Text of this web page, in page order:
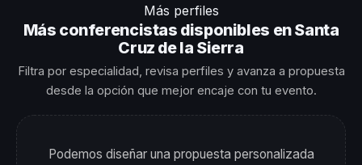
Más perfiles
Más conferencistas disponibles en Santa
Cruz de la Sierra
Filtra por especialidad, revisa perfiles y avanza a propuesta
desde la opción que mejor encaje con tu evento.
Podemos diseñar una propuesta personalizada